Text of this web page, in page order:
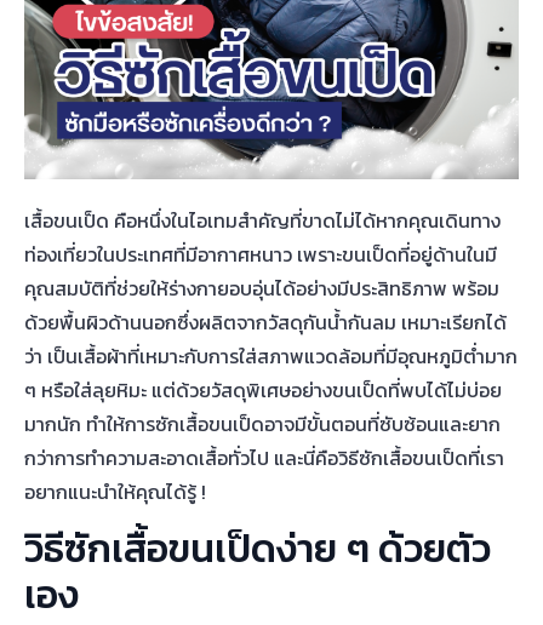
เสื้อขนเป็ด คือหนึ่งในไอเทมสำคัญที่ขาดไม่ได้หากคุณเดินทาง
ท่องเที่ยวในประเทศที่มีอากาศหนาว เพราะขนเป็ดที่อยู่ด้านในมี
คุณสมบัติที่ช่วยให้ร่างกายอบอุ่นได้อย่างมีประสิทธิภาพ พร้อม
ด้วยพื้นผิวด้านนอกซึ่งผลิตจากวัสดุกันน้ำกันลม เหมาะเรียกได้
ว่า เป็นเสื้อผ้าที่เหมาะกับการใส่สภาพแวดล้อมที่มีอุณหภูมิต่ำมาก
ๆ หรือใส่ลุยหิมะ แต่ด้วยวัสดุพิเศษอย่างขนเป็ดที่พบได้ไม่บ่อย
มากนัก ทำให้การซักเสื้อขนเป็ดอาจมีขั้นตอนที่ซับซ้อนและยาก
กว่าการทำความสะอาดเสื้อทั่วไป และนี่คือวิธีซักเสื้อขนเป็ดที่เรา
อยากแนะนำให้คุณได้รู้ !
วิธีซักเสื้อขนเป็ดง่าย ๆ ด้วยตัว
เอง